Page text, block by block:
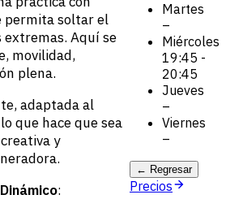
permita soltar el
extremas. Aquí se
movilidad,
plena.
adaptada al
que hace que sea
y
:
Martes
–
Miércoles
19:45 -
20:45
Jueves
–
Viernes
–
← Regresar
Precios